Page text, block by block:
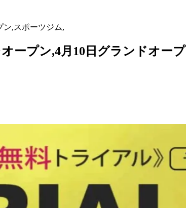
ン,スポーツジム,
ープン,4月10日グランドオー